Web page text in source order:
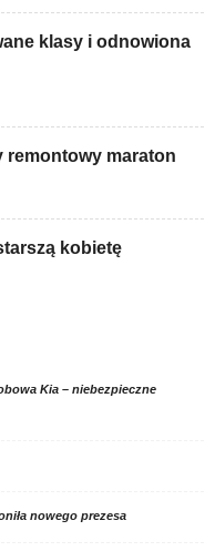
klasy i odnowiona
remontowy maraton
kobietę
Kia – niebezpieczne
nowego prezesa